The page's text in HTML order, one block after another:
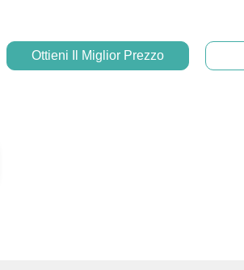
Ottieni Il Miglior Prezzo